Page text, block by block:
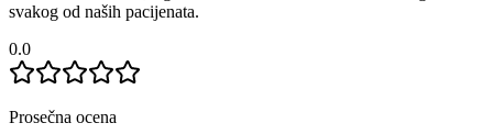
svakog od naših pacijenata.
0.0
Prosečna ocena